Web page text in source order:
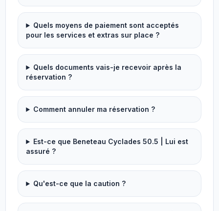
Quels moyens de paiement sont acceptés
pour les services et extras sur place ?
Quels documents vais-je recevoir après la
réservation ?
Comment annuler ma réservation ?
Est-ce que Beneteau Cyclades 50.5 | Lui est
assuré ?
Qu'est-ce que la caution ?